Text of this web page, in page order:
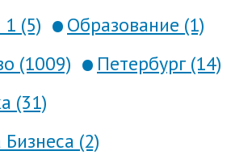
(5)
Образование (1)
(1009)
Петербург (14)
(31)
(2)